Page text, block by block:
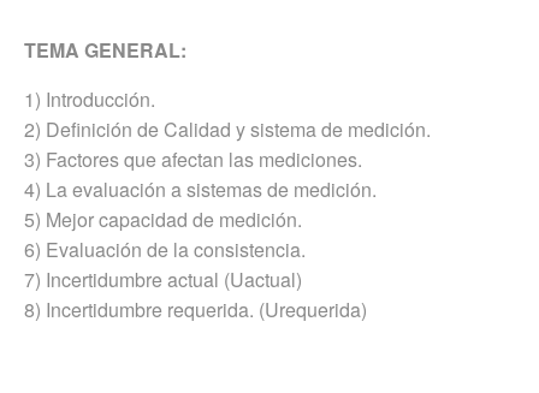
TEMA GENERAL:
1) Introducción.
2) Definición de Calidad y sistema de medición.
3) Factores que afectan las mediciones.
4) La evaluación a sistemas de medición.
5) Mejor capacidad de medición.
6) Evaluación de la consistencia.
7) Incertidumbre actual (Uactual)
8) Incertidumbre requerida. (Urequerida)